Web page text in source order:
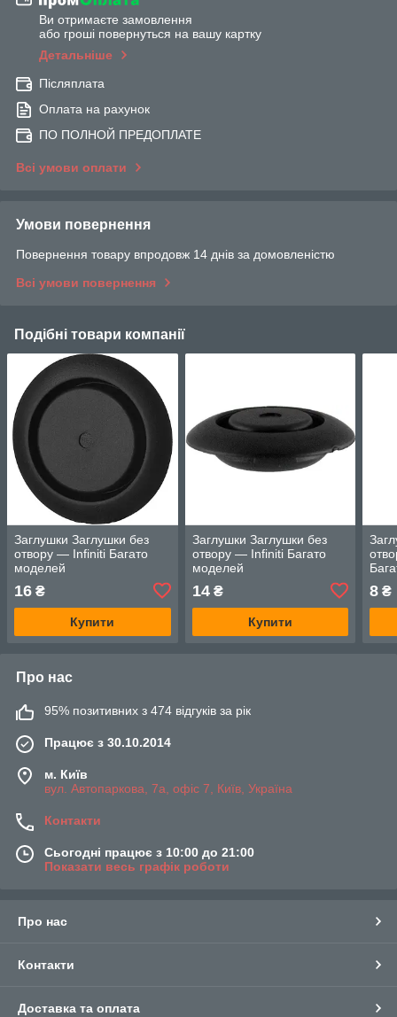
Ви отримаєте замовлення
або гроші повернуться на вашу картку
Детальніше
Післяплата
Оплата на рахунок
ПО ПОЛНОЙ ПРЕДОПЛАТЕ
Всі умови оплати
Умови повернення
Повернення товару впродовж 14 днів за домовленістю
Всі умови повернення
Подібні товари компанії
Заглушки Заглушки без
отвору — Infiniti Багато
моделей
16 ₴
Купити
Заглушки Заглушки без
отвору — Infiniti Багато
моделей
14₴
Купити
8 ₴
Про нас
95% позитивних з 474 відгуків за рік
Працює з 30.10.2014
м. Київ
вул. Автопаркова, 7а, офіс 7, Київ, Україна
Контакти
Сьогодні працює з 10:00 до 21:00
Показати весь графік роботи
Про нас
Контакти
Доставка та оплата